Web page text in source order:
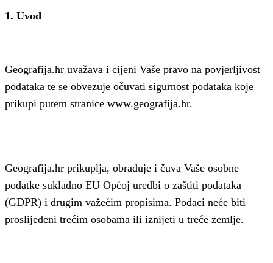
1. Uvod
Geografija.hr uvažava i cijeni Vaše pravo na povjerljivost
podataka te se obvezuje očuvati sigurnost podataka koje
prikupi putem stranice www.geografija.hr.
Geografija.hr prikuplja, obrađuje i čuva Vaše osobne
podatke sukladno EU Općoj uredbi o zaštiti podataka
(GDPR) i drugim važećim propisima. Podaci neće biti
proslijeđeni trećim osobama ili iznijeti u treće zemlje.